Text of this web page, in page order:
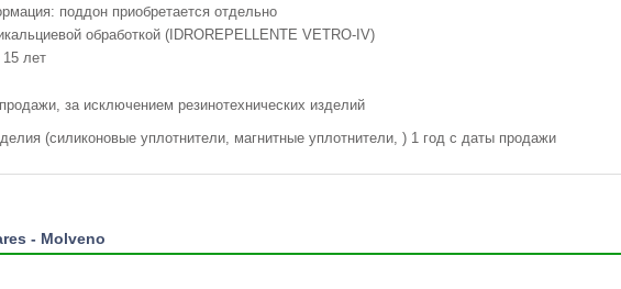
поддон приобретается отдельно
обработкой (IDROREPELLENTE VETRO-IV)
15 лет
за исключением резинотехнических изделий
(силиконовые уплотнители, магнитные уплотнители, ) 1 год с даты продажи
- Molveno